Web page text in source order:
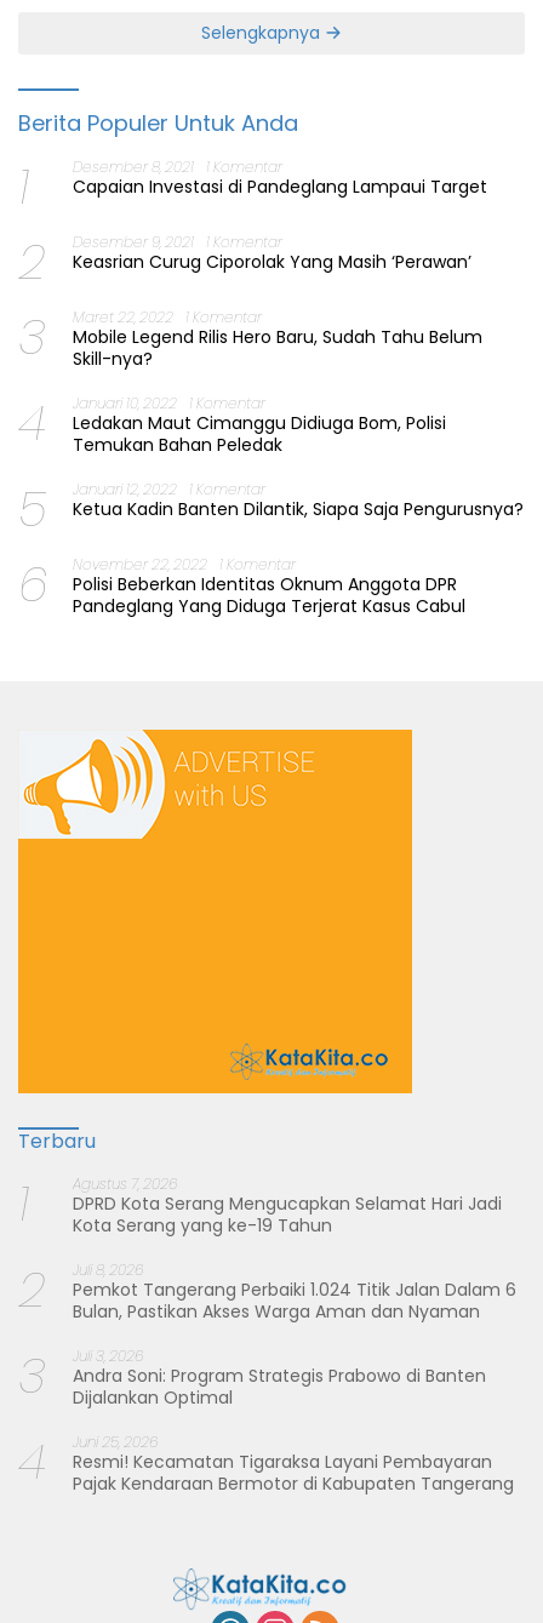
Selengkapnya
Berita Populer Untuk Anda
1 Desember 8, 2021 1 Komentar
Capaian Investasi di Pandeglang Lampaui Target
2 Desember 9, 2021 1 Komentar
Keasrian Curug Ciporolak Yang Masih ‘Perawan’
3 Maret 22, 2022 1 Komentar
Mobile Legend Rilis Hero Baru, Sudah Tahu Belum
Skill-nya?
4 Januari 10, 2022 1 Komentar
Ledakan Maut Cimanggu Didiuga Bom, Polisi
Temukan Bahan Peledak
5 Januari 12, 2022 1 Komentar
Ketua Kadin Banten Dilantik, Siapa Saja Pengurusnya?
6 November 22, 2022 1 Komentar
Polisi Beberkan Identitas Oknum Anggota DPR
Pandeglang Yang Diduga Terjerat Kasus Cabul
Terbaru
1 Agustus 7, 2026
DPRD Kota Serang Mengucapkan Selamat Hari Jadi
Kota Serang yang ke-19 Tahun
2 Juli 8, 2026
Pemkot Tangerang Perbaiki 1.024 Titik Jalan Dalam 6
Bulan, Pastikan Akses Warga Aman dan Nyaman
3 Juli 3, 2026
Andra Soni: Program Strategis Prabowo di Banten
Dijalankan Optimal
4 Juni 25, 2026
Resmi! Kecamatan Tigaraksa Layani Pembayaran
Pajak Kendaraan Bermotor di Kabupaten Tangerang